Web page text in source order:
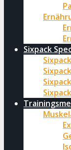
Sixpack